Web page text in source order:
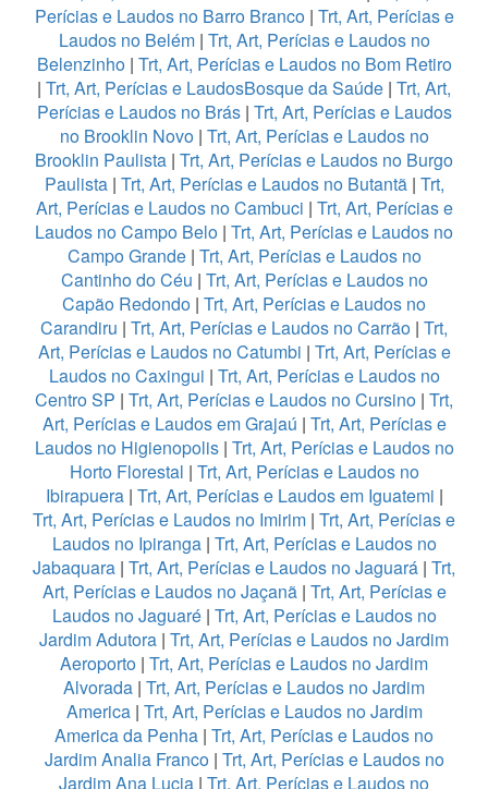
Perícias e Laudos no Barro Branco| Trt, Art, Perícias e
Laudos no Belém| Trt, Art, Perícias e Laudos no
Belenzinho| Trt, Art, Perícias e Laudos no Bom Retiro
| Trt, Art, Perícias e LaudosBosque da Saúde | Trt, Art,
Perícias e Laudos no Brás| Trt, Art, Perícias e Laudos
no Brooklin Novo| Trt, Art, Perícias e Laudos no
Brooklin Paulista | Trt, Art, Perícias e Laudos no Burgo
Paulista| Trt, Art, Perícias e Laudos no Butantã| Trt,
Art, Perícias e Laudos no Cambuci | Trt, Art, Perícias e
Laudos no Campo Belo | Trt, Art, Perícias e Laudos no
Campo Grande| Trt, Art, Perícias e Laudos no
Cantinho do Céu | Trt, Art, Perícias e Laudos no
Capão Redondo | Trt, Art, Perícias e Laudos no
Carandiru | Trt, Art, Perícias e Laudos no Carrão | Trt,
Art, Perícias e Laudos no Catumbi | Trt, Art, Perícias e
Laudos no Caxingui | Trt, Art, Perícias e Laudos no
Centro SP | Trt, Art, Perícias e Laudos no Cursino | Trt,
Art, Perícias e Laudos em Grajaú | Trt, Art, Perícias e
Laudos no Higienopolis| Trt, Art, Perícias e Laudos no
Horto Florestal | Trt, Art, Perícias e Laudos no
Ibirapuera| Trt, Art, Perícias e Laudos em Iguatemi |
Trt, Art, Perícias e Laudos no Imirim | Trt, Art, Perícias e
Laudos no Ipiranga| Trt, Art, Perícias e Laudos no
Jabaquara | Trt, Art, Perícias e Laudos no Jaguará | Trt,
Art, Perícias e Laudos no Jaçanã| Trt, Art, Perícias e
Laudos no Jaguaré| Trt, Art, Perícias e Laudos no
Jardim Adutora | Trt, Art, Perícias e Laudos no Jardim
Aeroporto | Trt, Art, Perícias e Laudos no Jardim
Alvorada | Trt, Art, Perícias e Laudos no Jardim
America| Trt, Art, Perícias e Laudos no Jardim
America da Penha | Trt, Art, Perícias e Laudos no
Jardim Analia Franco| Trt, Art, Perícias e Laudos no
Jardim Ana Lucia | Trt, Art, Perícias e Laudos no